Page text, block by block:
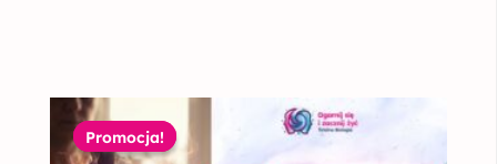
Promocja!
Promocja!
PierwotnaAktualna
cena